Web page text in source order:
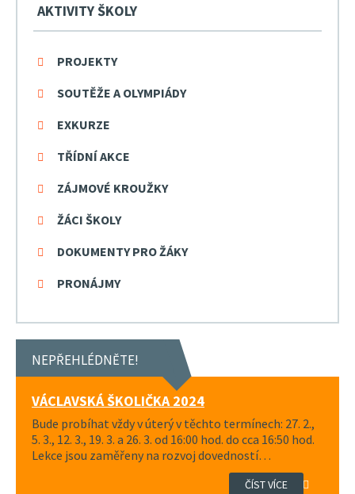
AKTIVITY ŠKOLY
PROJEKTY
SOUTĚŽE A OLYMPIÁDY
EXKURZE
TŘÍDNÍ AKCE
ZÁJMOVÉ KROUŽKY
ŽÁCI ŠKOLY
DOKUMENTY PRO ŽÁKY
PRONÁJMY
NEPŘEHLÉDNĚTE!
VÁCLAVSKÁ ŠKOLIČKA 2024
Bude probíhat vždy v úterý v těchto termínech: 27. 2.,
5. 3., 12. 3., 19. 3. a 26. 3. od 16:00 hod. do cca 16:50 hod.
Lekce jsou zaměřeny na rozvoj dovedností…
ČÍST VÍCE